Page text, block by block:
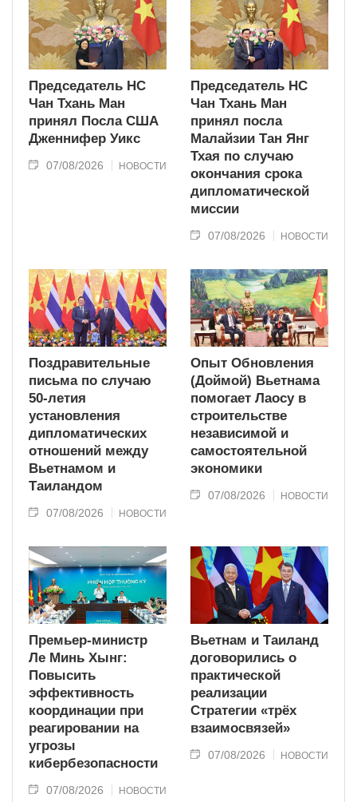
Председатель НС
Чан Тхань Ман
принял Посла США
Дженнифер Уикс
07/08/2026 НОВОСТИ
Председатель НС
Чан Тхань Ман
принял посла
Малайзии Тан Янг
Тхая по случаю
окончания срока
дипломатической
миссии
07/08/2026 НОВОСТИ
Поздравительные
письма по случаю
50-летия
установления
дипломатических
отношений между
Вьетнамом и
Таиландом
07/08/2026 НОВОСТИ
Опыт Обновления
(Доймой) Вьетнама
помогает Лаосу в
строительстве
независимой и
самостоятельной
экономики
07/08/2026 НОВОСТИ
Премьер-министр
Ле Минь Хынг:
Повысить
эффективность
координации при
реагировании на
угрозы
кибербезопасности
07/08/2026 НОВОСТИ
Вьетнам и Таиланд
договорились о
практической
реализации
Стратегии «трёх
взаимосвязей»
07/08/2026 НОВОСТИ